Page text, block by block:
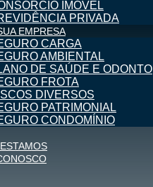
IMÓVEL
PRIVADA
EMPRESA
CARGA
AMBIENTAL
DE SAÚDE E ODONTO
FROTA
DIVERSOS
PATRIMONIAL
CONDOMÍNIO